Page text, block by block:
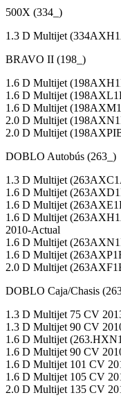
500X (334_)
1.3 D Multijet
BRAVO II (198_)
1.6 D Multijet
1.6 D Multijet
1.6 D Multijet
2.0 D Multijet
2.0 D Multijet
DOBLO Autobús (263_)
1.3 D Multijet
1.6 D Multijet
1.6 D Multijet
1.6 D Multijet
2010-Actual
1.6 D Multijet
1.6 D Multijet
2.0 D Multijet
DOBLO Caja/Chasis
1.3 D Multijet 75 CV
1.3 D Multijet 90 CV
1.6 D Multijet
1.6 D Multijet 90 CV
1.6 D Multijet 101 CV
1.6 D Multijet 105 CV
2.0 D Multijet 135 CV